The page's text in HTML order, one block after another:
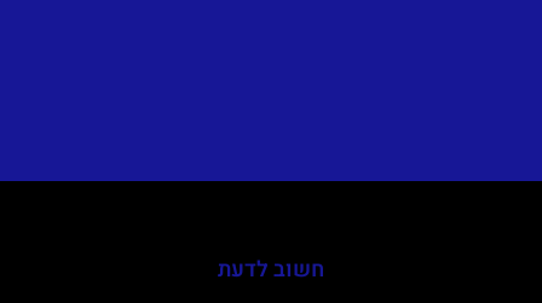
חשוב לדעת